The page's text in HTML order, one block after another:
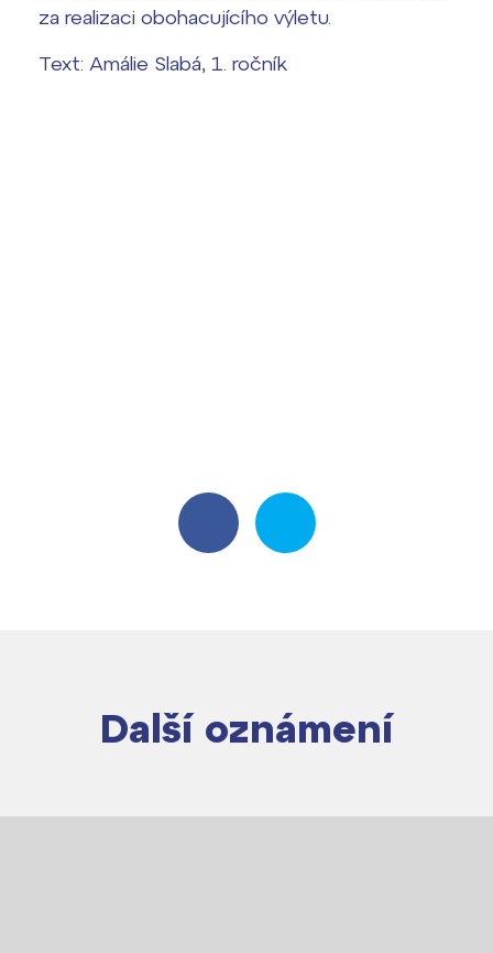
za realizaci obohacujícího výletu.
Text: Amálie Slabá, 1. ročník
Další oznámení